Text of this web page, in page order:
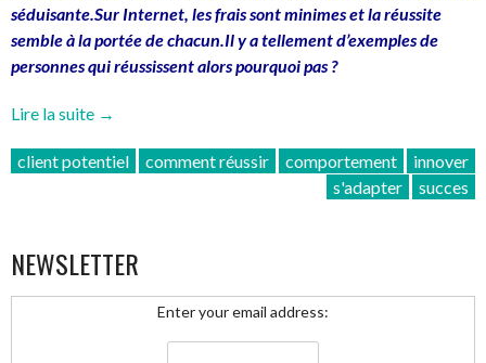
séduisante.Sur Internet, les frais sont minimes et la réussite
semble à la portée de chacun.Il y a tellement d’exemples de
personnes qui réussissent alors pourquoi pas ?
Lire la suite « Reussir
il
l’on
peut
prendre »
→
client potentiel comment réussir comportement
innover
s'adapter
succes
NEWSLETTER
Enter your email address: